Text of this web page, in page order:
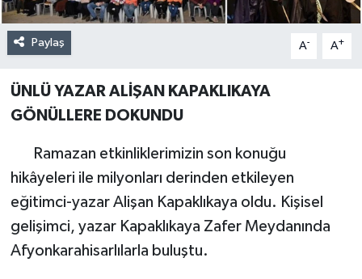
Paylaş A- A+
ÜNLÜ YAZAR ALİŞAN KAPAKLIKAYA
GÖNÜLLERE DOKUNDU
Ramazan etkinliklerimizin son konuğu
hikâyeleri ile milyonları derinden etkileyen
eğitimci-yazar Alişan Kapaklıkaya oldu. Kişisel
gelişimci, yazar Kapaklıkaya Zafer Meydanında
Afyonkarahisarlılarla buluştu.